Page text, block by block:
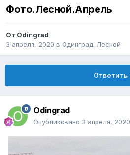
Фото.Лесной.Апрель
От Odingrad
3 апреля, 2020 в Одинград. Лесной
Ответить
Odingrad
Опубликовано 3 апреля, 2020